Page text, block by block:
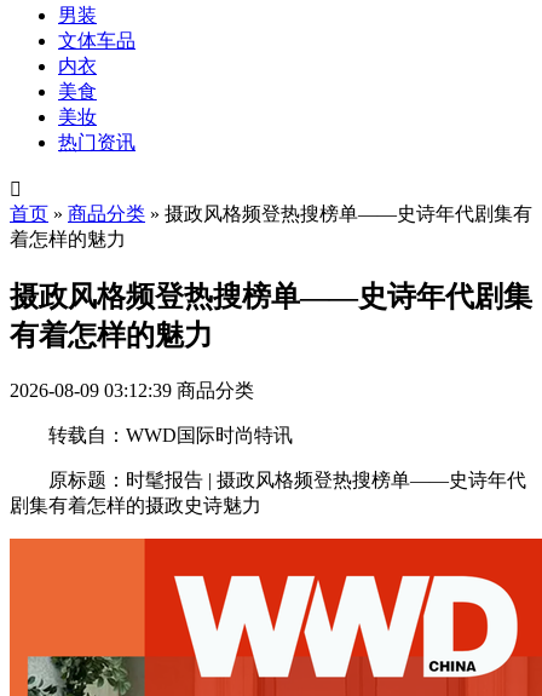
男装
文体车品
内衣
美食
美妆
热门资讯

首页 » 商品分类 » 摄政风格频登热搜榜单——史诗年代剧集有
着怎样的魅力
摄政风格频登热搜榜单——史诗年代剧集
有着怎样的魅力
2026-08-09 03:12:39 商品分类
转载自：WWD国际时尚特讯
原标题：时髦报告 | 摄政风格频登热搜榜单——史诗年代
剧集有着怎样的摄政史诗魅力